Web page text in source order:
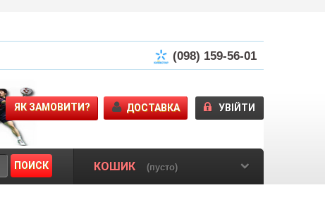
(098) 159-56-01
ПОИСК
УВІЙТИ
ЯК ЗАМОВИТИ? ДОСТАВКА
КОШИК (пусто)